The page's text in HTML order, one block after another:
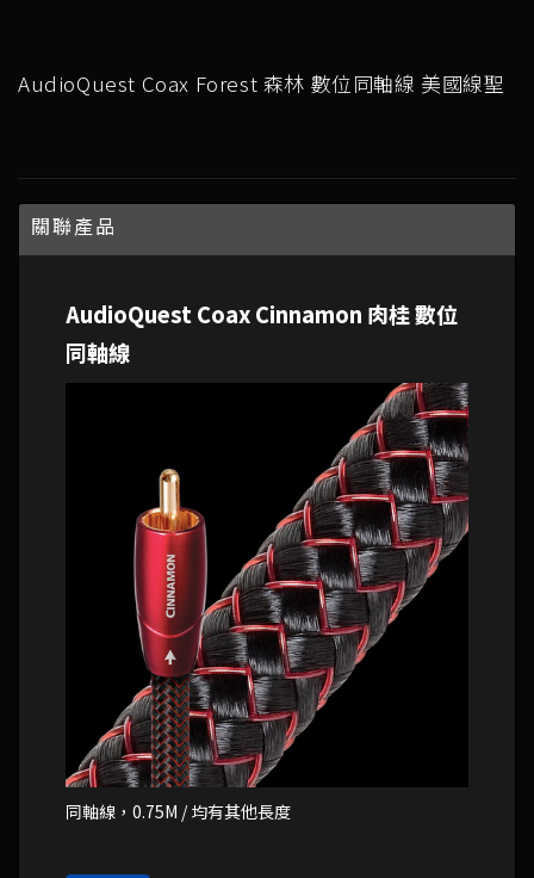
AudioQuest Coax Forest 森林 數位同軸線 美國線聖
關聯產品
同軸線，0.75M / 均有其他長度
AudioQuest Coax Cinnamon 肉桂 數位
同軸線